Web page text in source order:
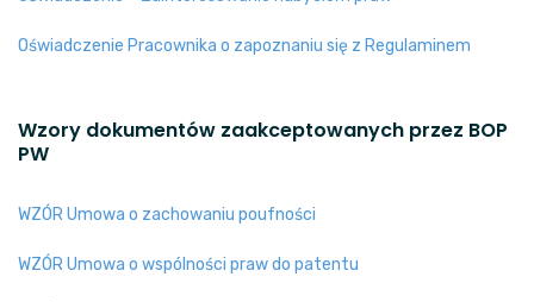
Oświadczenie Pracownika o zapoznaniu się z Regulaminem
Wzory dokumentów zaakceptowanych przez BOP
PW
WZÓR Umowa o zachowaniu poufności
WZÓR Umowa o wspólności praw do patentu